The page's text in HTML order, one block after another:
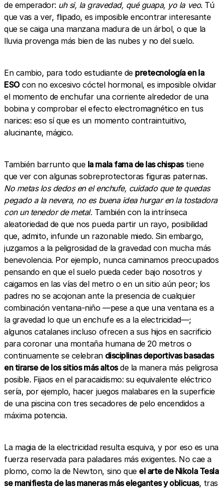
de emperador: uh si, la gravedad, qué guapa, yo la veo. Tú
que vas a ver, flipado, es imposible encontrar interesante
que se caiga una manzana madura de un árbol, o que la
lluvia provenga más bien de las nubes y no del suelo.
En cambio, para todo estudiante de pretecnología en la
ESOcon no excesivo cóctel hormonal, es imposible olvidar
el momento de enchufar una corriente alrededor de una
bobina y comprobar el efecto electromagnético en tus
narices: eso sí que es un momento contraintuitivo,
alucinante, mágico.
También barrunto que la mala fama de las chispastiene
que ver con algunas sobreprotectoras figuras paternas.
No metas los dedos en el enchufe, cuidado que te quedas
pegado a la nevera, no es buena idea hurgar en la tostadora
con un tenedor de metal. También con la intrínseca
aleatoriedad de que nos pueda partir un rayo, posibilidad
que, admito, infunde un razonable miedo. Sin embargo,
juzgamos a la peligrosidad de la gravedad con mucha más
benevolencia. Por ejemplo, nunca caminamos preocupados
pensando en que el suelo pueda ceder bajo nosotros y
caigamos en las vías del metro o en un sitio aún peor; los
padres no se acojonan ante la presencia de cualquier
combinación ventana-niño —pese a que una ventana es a
la gravedad lo que un enchufe es a la electricidad—;
algunos catalanes incluso ofrecen a sus hijos en sacrificio
para coronar una montaña humana de 20 metros o
continuamente se celebran disciplinas deportivas basadas
en tirarse de los sitios más altosde la manera más peligrosa
posible. Fijaos en el paracaidismo: su equivalente eléctrico
sería, por ejemplo, hacer juegos malabares en la superficie
de una piscina con tres secadores de pelo encendidos a
máxima potencia.
La magia de la electricidad resulta esquiva, y por eso es una
fuerza reservada para paladares más exigentes. No cae a
plomo, como la de Newton, sino que el arte de Nikola Tesla
se manifiesta de las maneras más elegantes y oblicuas, tras